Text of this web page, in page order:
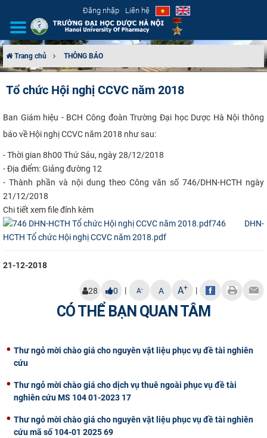
Đăng nhập Liên hệ
TUYỂN SINH
ĐÀO TẠO
ĐẢM BẢO CHẤT LƯỢNG
KHOA HỌC CÔNG NGHỆ
Trang chủ THÔNG BÁO
Tổ chức Hội nghị CCVC năm 2018
​​Ban Giám hiệu - BCH Công đoàn Trường Đại học Dược Hà Nội thông
báo về Hội nghị CCVC năm 2018 như sau:
- Thời gian 8h00 Thứ Sáu, ngày 28/12/2018
- Địa điểm: Giảng đường 12
- Thành phần và nội dung theo Công văn số 746/DHN-HCTH ngày
21/12/2018
Chi tiết xem file đính kèm
746 DHN-
HCTH Tổ chức Hội nghị CCVC năm 2018.pdf
21-12-2018
28 0 | A- A A+ |
CÓ THỂ BẠN QUAN TÂM
Thư ngỏ mời chào giá cho nguyên vật liệu phục vụ đề tài nghiên
cứu
Thư ngỏ mời chào giá cho dịch vụ thuê ngoài phục vụ đề tài
nghiên cứu MS 104 01-2023 17
Thư ngỏ mời chào giá cho nguyên vật liệu phục vụ đề tài nghiên
cứu mã số 104-01 2025 69